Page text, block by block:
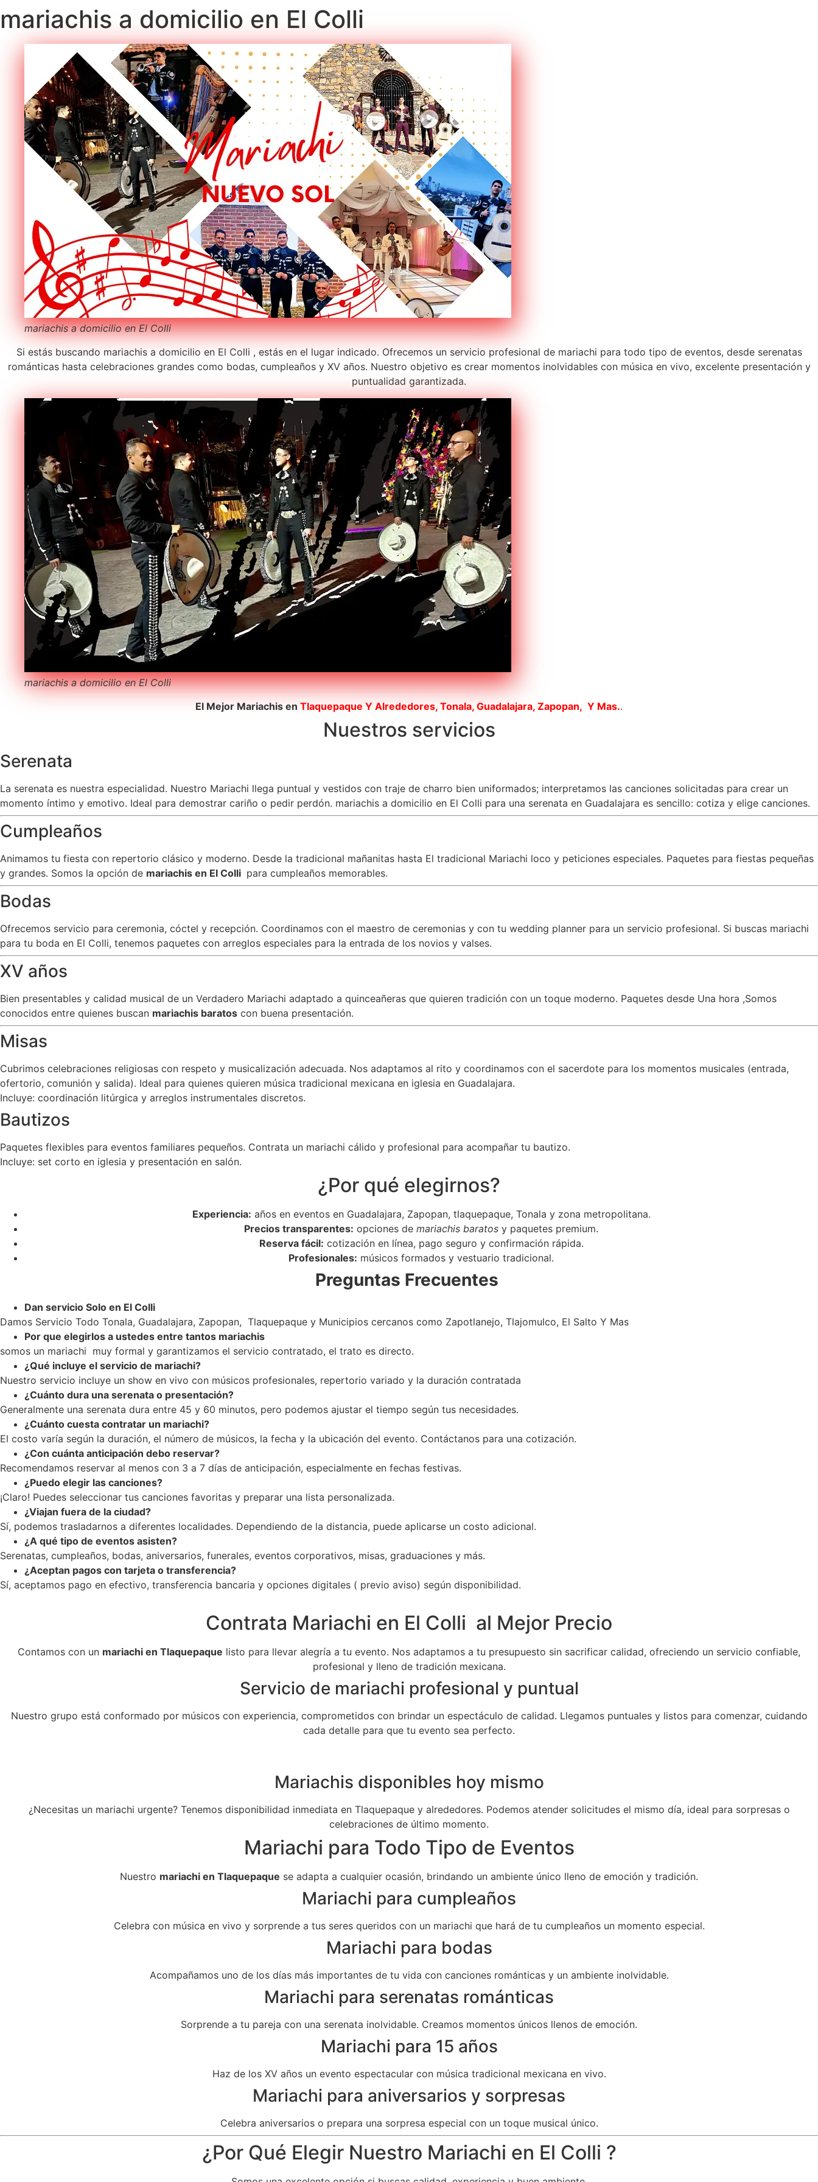
mariachis a domicilio en El Colli
mariachis a domicilio en El Colli
Si estás buscando mariachis a domicilio en El Colli , estás en el lugar indicado. Ofrecemos un servicio profesional de mariachi para todo tipo de eventos, desde serenatas
románticas hasta celebraciones grandes como bodas, cumpleaños y XV años. Nuestro objetivo es crear momentos inolvidables con música en vivo, excelente presentación y
puntualidad garantizada.
mariachis a domicilio en El Colli
El Mejor Mariachis en Tlaquepaque Y Alrededores, Tonala, Guadalajara, Zapopan, Y Mas..
Nuestros servicios
Serenata
La serenata es nuestra especialidad. Nuestro Mariachi llega puntual y vestidos con traje de charro bien uniformados; interpretamos las canciones solicitadas para crear un
momento íntimo y emotivo. Ideal para demostrar cariño o pedir perdón. mariachis a domicilio en El Colli para una serenata en Guadalajara es sencillo: cotiza y elige canciones.
Cumpleaños
Animamos tu fiesta con repertorio clásico y moderno. Desde la tradicional mañanitas hasta El tradicional Mariachi loco y peticiones especiales. Paquetes para fiestas pequeñas
y grandes. Somos la opción de mariachis en El Colli para cumpleaños memorables.
Bodas
Ofrecemos servicio para ceremonia, cóctel y recepción. Coordinamos con el maestro de ceremonias y con tu wedding planner para un servicio profesional. Si buscas mariachi
para tu boda en El Colli, tenemos paquetes con arreglos especiales para la entrada de los novios y valses.
XV años
Bien presentables y calidad musical de un Verdadero Mariachi adaptado a quinceañeras que quieren tradición con un toque moderno. Paquetes desde Una hora ,Somos
conocidos entre quienes buscan mariachis baratos con buena presentación.
Misas
Cubrimos celebraciones religiosas con respeto y musicalización adecuada. Nos adaptamos al rito y coordinamos con el sacerdote para los momentos musicales (entrada,
ofertorio, comunión y salida). Ideal para quienes quieren música tradicional mexicana en iglesia en Guadalajara.
Incluye: coordinación litúrgica y arreglos instrumentales discretos.
Bautizos
Paquetes flexibles para eventos familiares pequeños. Contrata un mariachi cálido y profesional para acompañar tu bautizo.
Incluye: set corto en iglesia y presentación en salón.
¿Por qué elegirnos?
Experiencia: años en eventos en Guadalajara, Zapopan, tlaquepaque, Tonala y zona metropolitana.
Precios transparentes: opciones de mariachis baratos y paquetes premium.
Reserva fácil: cotización en línea, pago seguro y confirmación rápida.
Profesionales: músicos formados y vestuario tradicional.
Preguntas Frecuentes
Dan servicio Solo en El Colli
Damos Servicio Todo Tonala, Guadalajara, Zapopan, Tlaquepaque y Municipios cercanos como Zapotlanejo, Tlajomulco, El Salto Y Mas
Por que elegirlos a ustedes entre tantos mariachis
somos un mariachi muy formal y garantizamos el servicio contratado, el trato es directo.
¿Qué incluye el servicio de mariachi?
Nuestro servicio incluye un show en vivo con músicos profesionales, repertorio variado y la duración contratada
¿Cuánto dura una serenata o presentación?
Generalmente una serenata dura entre 45 y 60 minutos, pero podemos ajustar el tiempo según tus necesidades.
¿Cuánto cuesta contratar un mariachi?
El costo varía según la duración, el número de músicos, la fecha y la ubicación del evento. Contáctanos para una cotización.
¿Con cuánta anticipación debo reservar?
Recomendamos reservar al menos con 3 a 7 días de anticipación, especialmente en fechas festivas.
¿Puedo elegir las canciones?
¡Claro! Puedes seleccionar tus canciones favoritas y preparar una lista personalizada.
¿Viajan fuera de la ciudad?
Sí, podemos trasladarnos a diferentes localidades. Dependiendo de la distancia, puede aplicarse un costo adicional.
¿A qué tipo de eventos asisten?
Serenatas, cumpleaños, bodas, aniversarios, funerales, eventos corporativos, misas, graduaciones y más.
¿Aceptan pagos con tarjeta o transferencia?
Sí, aceptamos pago en efectivo, transferencia bancaria y opciones digitales ( previo aviso) según disponibilidad.
Contrata Mariachi en El Colli al Mejor Precio
Contamos con un mariachi en Tlaquepaque listo para llevar alegría a tu evento. Nos adaptamos a tu presupuesto sin sacrificar calidad, ofreciendo un servicio confiable,
profesional y lleno de tradición mexicana.
Servicio de mariachi profesional y puntual
Nuestro grupo está conformado por músicos con experiencia, comprometidos con brindar un espectáculo de calidad. Llegamos puntuales y listos para comenzar, cuidando
cada detalle para que tu evento sea perfecto.
Mariachis disponibles hoy mismo
¿Necesitas un mariachi urgente? Tenemos disponibilidad inmediata en Tlaquepaque y alrededores. Podemos atender solicitudes el mismo día, ideal para sorpresas o
celebraciones de último momento.
Mariachi para Todo Tipo de Eventos
Nuestro mariachi en Tlaquepaque se adapta a cualquier ocasión, brindando un ambiente único lleno de emoción y tradición.
Mariachi para cumpleaños
Celebra con música en vivo y sorprende a tus seres queridos con un mariachi que hará de tu cumpleaños un momento especial.
Mariachi para bodas
Acompañamos uno de los días más importantes de tu vida con canciones románticas y un ambiente inolvidable.
Mariachi para serenatas románticas
Sorprende a tu pareja con una serenata inolvidable. Creamos momentos únicos llenos de emoción.
Mariachi para 15 años
Haz de los XV años un evento espectacular con música tradicional mexicana en vivo.
Mariachi para aniversarios y sorpresas
Celebra aniversarios o prepara una sorpresa especial con un toque musical único.
¿Por Qué Elegir Nuestro Mariachi en El Colli ?